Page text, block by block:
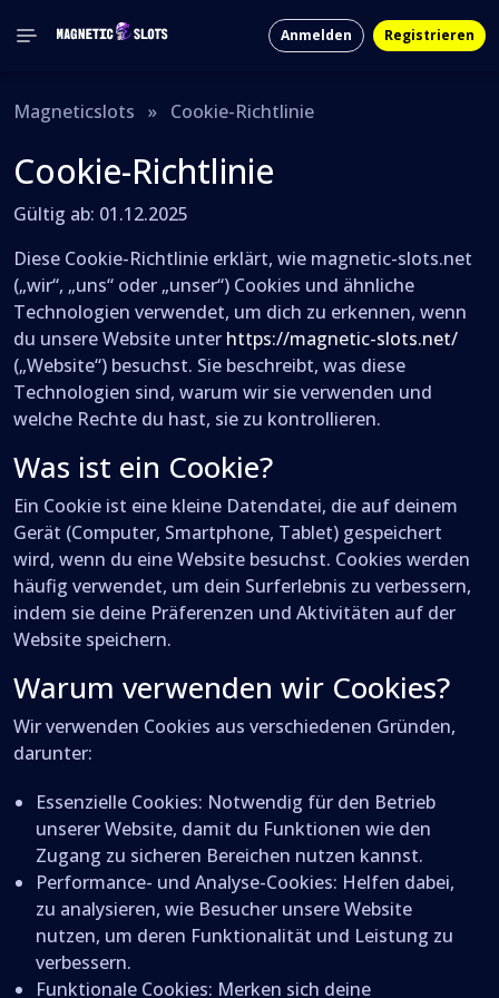
Anmelden Registrieren
Magneticslots » Cookie-Richtlinie
Cookie-Richtlinie
Gültig ab: 01.12.2025
Diese Cookie-Richtlinie erklärt, wie magnetic-slots.net
(„wir“, „uns“ oder „unser“) Cookies und ähnliche
Technologien verwendet, um dich zu erkennen, wenn
du unsere Website unter https://magnetic-slots.net/
(„Website“) besuchst. Sie beschreibt, was diese
Technologien sind, warum wir sie verwenden und
welche Rechte du hast, sie zu kontrollieren.
Was ist ein Cookie?
Ein Cookie ist eine kleine Datendatei, die auf deinem
Gerät (Computer, Smartphone, Tablet) gespeichert
wird, wenn du eine Website besuchst. Cookies werden
häufig verwendet, um dein Surferlebnis zu verbessern,
indem sie deine Präferenzen und Aktivitäten auf der
Website speichern.
Warum verwenden wir Cookies?
Wir verwenden Cookies aus verschiedenen Gründen,
darunter:
Essenzielle Cookies: Notwendig für den Betrieb
unserer Website, damit du Funktionen wie den
Zugang zu sicheren Bereichen nutzen kannst.
Performance- und Analyse-Cookies: Helfen dabei,
zu analysieren, wie Besucher unsere Website
nutzen, um deren Funktionalität und Leistung zu
verbessern.
Funktionale Cookies: Merken sich deine